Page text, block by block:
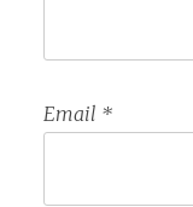
Email *